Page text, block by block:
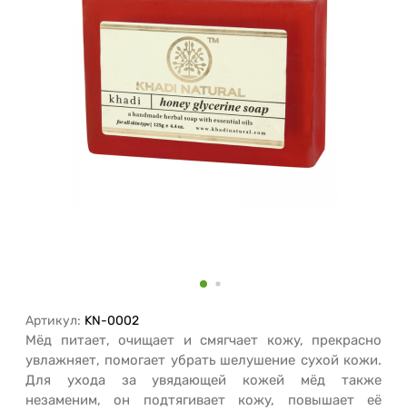
Артикул: KN-0002
Мёд питает, очищает и смягчает кожу, прекрасно
увлажняет, помогает убрать шелушение сухой кожи.
Для ухода за увядающей кожей мёд также
незаменим, он подтягивает кожу, повышает её